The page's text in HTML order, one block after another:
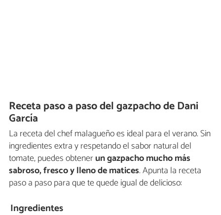
Receta paso a paso del gazpacho de Dani
García
La receta del chef malagueño es ideal para el verano. Sin
ingredientes extra y respetando el sabor natural del
tomate, puedes obtenerun gazpacho mucho más
sabroso, fresco y lleno de matices. Apunta la receta
paso a paso para que te quede igual de delicioso:
Ingredientes